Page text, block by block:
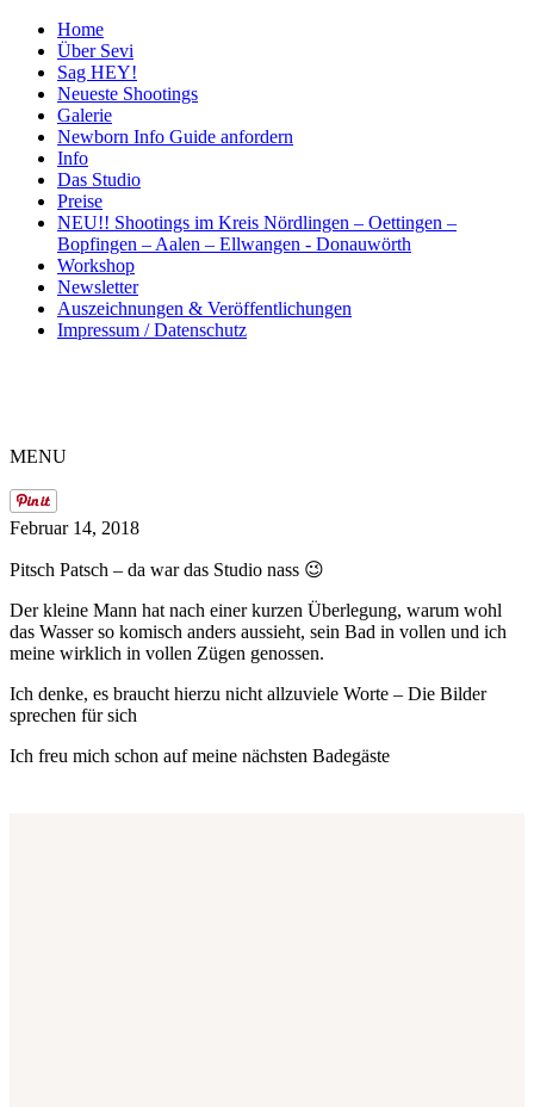
Home
Über Sevi
Sag HEY!
Neueste Shootings
Galerie
Newborn Info Guide anfordern
Info
Das Studio
Preise
NEU!! Shootings im Kreis Nördlingen – Oettingen –
Bopfingen – Aalen – Ellwangen - Donauwörth
Workshop
Newsletter
Auszeichnungen & Veröffentlichungen
Impressum / Datenschutz
MENU
Februar 14, 2018
Pitsch Patsch – da war das Studio nass 😉
Der kleine Mann hat nach einer kurzen Überlegung, warum wohl
das Wasser so komisch anders aussieht, sein Bad in vollen und ich
meine wirklich in vollen Zügen genossen.
Ich denke, es braucht hierzu nicht allzuviele Worte – Die Bilder
sprechen für sich
Ich freu mich schon auf meine nächsten Badegäste